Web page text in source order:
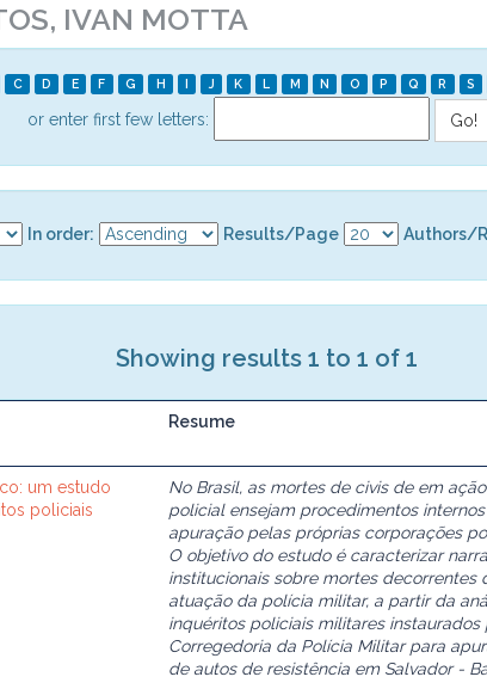
IVAN MOTTA
C D E F G H I J K L M N O P Q R S
or enter first few letters:
In order: Results/Page Authors/
Showing results 1 to 1 of 1
Resume
um estudo
policiais
No Brasil, as mortes de civis de em ação
policial ensejam procedimentos
apuração pelas próprias corporações
O objetivo do estudo é caracterizar
institucionais sobre mortes decorrentes
atuação da polícia militar, a partir da
inquéritos policiais militares instaurados
Corregedoria da Polícia Militar para
de autos de resistência em Salvador -